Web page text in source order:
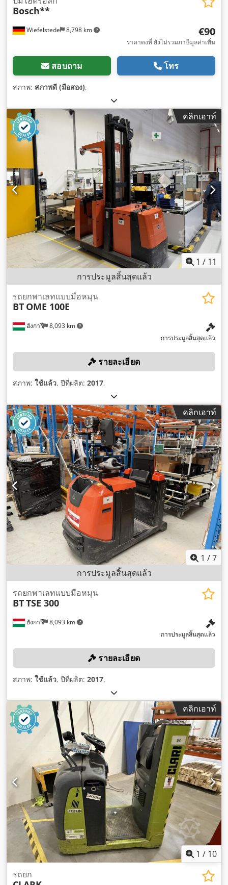
Wiefelstede 8,798 km
Bosch**
€90
ราคาคงที่ ยังไม่รวมภาษีมูลค่าเพิ่ม
สอบถาม โทร
สภาพ: สภาพดี (มือสอง),
คลิกเอาท์
1 / 11
การประมูลสิ้นสุดแล้ว
ฮังการี 8,093 km
รถยกพาเลทแบบมือหมุน
BT OME 100E
การประมูลสิ้นสุดแล้ว
รายละเอียด
สภาพ: ใช้แล้ว, ปีที่ผลิต: 2017,
คลิกเอาท์
1 /7
การประมูลสิ้นสุดแล้ว
ฮังการี 8,093 km
รถยกพาเลทแบบมือหมุน
BTTSE 300
การประมูลสิ้นสุดแล้ว
รายละเอียด
สภาพ: ใช้แล้ว, ปีที่ผลิต: 2017,
คลิกเอาท์
1 / 10
รถยก